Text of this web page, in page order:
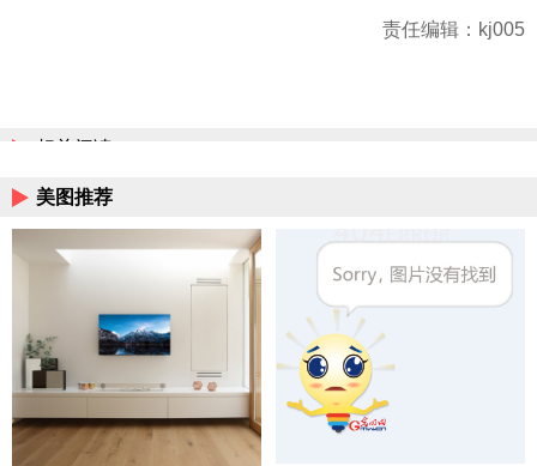
责任编辑：kj005
相关阅读
美图推荐